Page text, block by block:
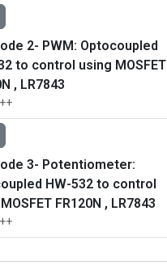
2- PWM: Optocoupled
to control using MOSFET
, LR7843
3- Potentiometer:
HW-532 to control
FR120N , LR7843